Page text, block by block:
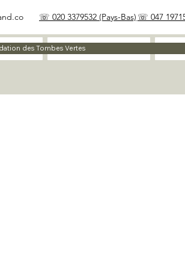
☏ 020 3379532 (Pays-Bas) ☏ 047
Matériaux
des Tombes Vertes